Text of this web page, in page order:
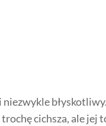
cichsza, ale jej